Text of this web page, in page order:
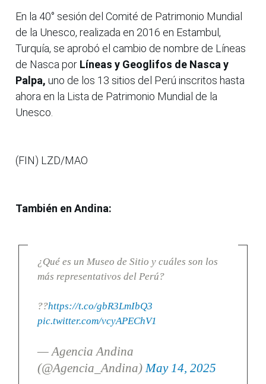
En la 40° sesión del Comité de Patrimonio Mundial
de la Unesco, realizada en 2016 en Estambul,
Turquía, se aprobó el cambio de nombre de Líneas
de Nasca por Líneas y Geoglifos de Nasca y
Palpa, uno de los 13 sitios del Perú inscritos hasta
ahora en la Lista de Patrimonio Mundial de la
Unesco.
(FIN) LZD/MAO
También en Andina:
¿Qué es un Museo de Sitio y cuáles son los
más representativos del Perú?
??https://t.co/gbR3LmIbQ3
pic.twitter.com/vcyAPEChV1
— Agencia Andina
(@Agencia_Andina)May 14, 2025